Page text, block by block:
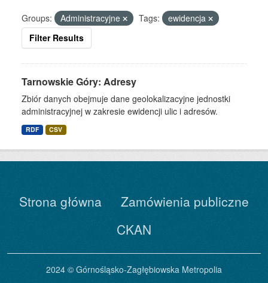
Groups: Administracyjne Tags:
ewidencja
Filter Results
Tarnowskie Góry: Adresy
Zbiór danych obejmuje dane geolokalizacyjne jednostki
administracyjnej w zakresie ewidencji ulic i adresów.
RDF CSV
Strona główna
Zamówienia publiczne
CKAN
2024 © Górnośląsko-Zagłębiowska Metropolia